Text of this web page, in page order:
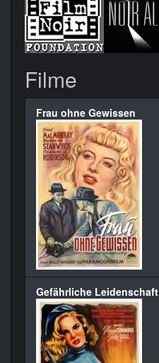
Filme
Frau ohne Gewissen
Gefährliche Leidenschaft